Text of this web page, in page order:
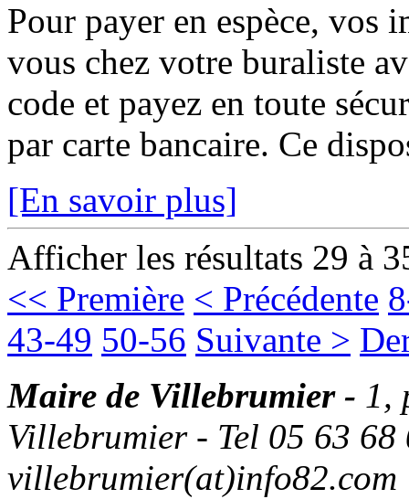
Pour payer en espèce, vos
vous chez votre buraliste
code et payez en toute
par carte bancaire. Ce
[En savoir plus]
Afficher les résultats 29 à
<< Première < Précédente
43-49 50-56 Suivante >
Maire de Villebrumier - 1,
Villebrumier - Tel 05 63
villebrumier(at)info82.com